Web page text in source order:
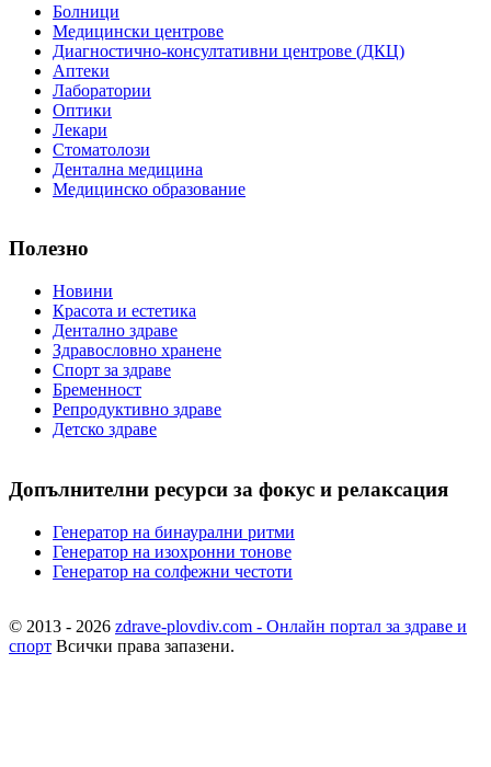
Болници
Медицински центрове
Диагностично-консултативни центрове (ДКЦ)
Аптеки
Лаборатории
Оптики
Лекари
Стоматолози
Дентална медицина
Медицинско образование
Полезно
Новини
Красота и естетика
Дентално здраве
Здравословно хранене
Спорт за здраве
Бременност
Репродуктивно здраве
Детско здраве
Допълнителни ресурси за фокус и релаксация
Генератор на бинаурални ритми
Генератор на изохронни тонове
Генератор на солфежни честоти
© 2013 - 2026 zdrave-plovdiv.com - Онлайн портал за здраве и
спорт Всички права запазени.